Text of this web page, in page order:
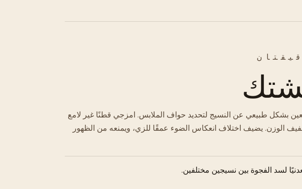
بشكل طبيعي عن النسيج لتحديد حواف الملابس. امزجي قطنًا غير لامع
الوزن. يضيف اختلاف انعكاس الضوء عمقًا للزي، ويمنعه من الظهور
لسد الفجوة بين نسيجين مختلفين.